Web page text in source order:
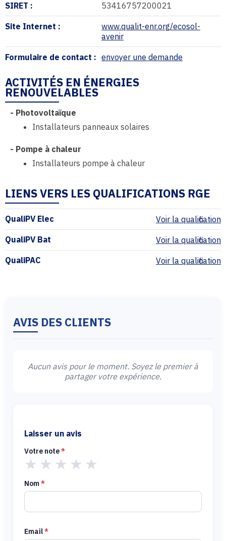
SIRET : 53416757200021
Site Internet :
www.qualit-enr.org/ecosol-
avenir
Formulaire de contact : envoyer une demande
ACTIVITÉS EN ÉNERGIES
RENOUVELABLES
- Photovoltaïque
Installateurs panneaux solaires
- Pompe à chaleur
Installateurs pompe à chaleur
LIENS VERS LES QUALIFICATIONS RGE
QualiPV Elec
Voir la qualification
QualiPV Bat
Voir la qualification
QualiPAC
Voir la qualification
AVIS DES CLIENTS
Aucun avis pour le moment. Soyez le premier à
partager votre expérience.
Laisser un avis
Votre note*
★ ★ ★ ★ ★
Nom*
Email*